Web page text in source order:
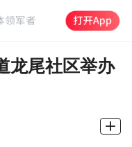
龙尾社区举办